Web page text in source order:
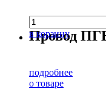
в корзину
Провод
подробнее
о товаре